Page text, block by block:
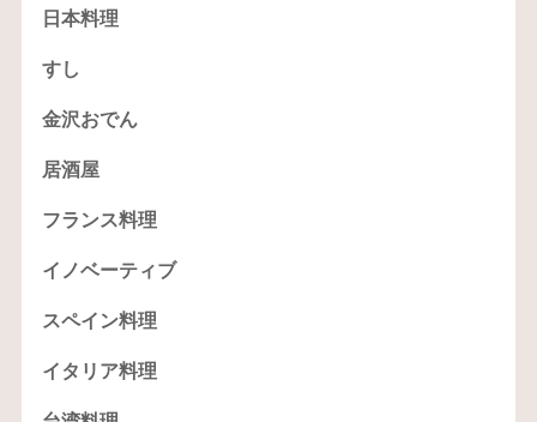
日本料理
すし
金沢おでん
居酒屋
フランス料理
イノベーティブ
スペイン料理
イタリア料理